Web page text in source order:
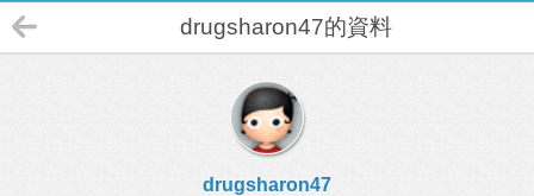
drugsharon47的資料
drugsharon47